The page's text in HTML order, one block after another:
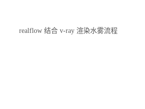
realflow 结合 v-ray 渲染水雾流程